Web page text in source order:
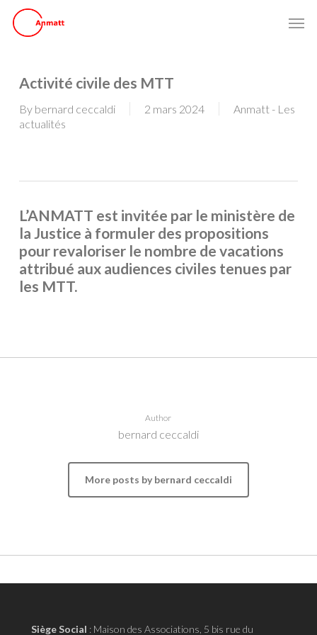
main
Activité civile des MTT
By bernard ceccaldi 2 mars 2024
Anmatt - Les
actualités
L’ANMATT est invitée par le ministère de
la Justice à formuler des propositions
pour revaloriser le nombre de vacations
attribué aux audiences civiles tenues par
les MTT.
Author
bernard ceccaldi
More posts by bernard ceccaldi
Siège Social : Maison des Associations, 5 bis rue du